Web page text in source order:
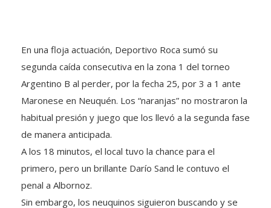
En una floja actuación, Deportivo Roca sumó su
segunda caída consecutiva en la zona 1 del torneo
Argentino B al perder, por la fecha 25, por 3 a 1 ante
Maronese en Neuquén. Los “naranjas” no mostraron la
habitual presión y juego que los llevó a la segunda fase
de manera anticipada.
A los 18 minutos, el local tuvo la chance para el
primero, pero un brillante Darío Sand le contuvo el
penal a Albornoz.
Sin embargo, los neuquinos siguieron buscando y se